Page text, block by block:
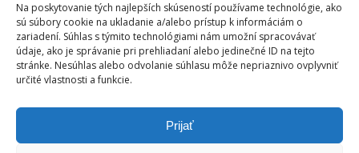
Na poskytovanie tých najlepších skúseností používame technológie, ako
sú súbory cookie na ukladanie a/alebo prístup k informáciám o
zariadení. Súhlas s týmito technológiami nám umožní spracovávať
údaje, ako je správanie pri prehliadaní alebo jedinečné ID na tejto
stránke. Nesúhlas alebo odvolanie súhlasu môže nepriaznivo ovplyvniť
určité vlastnosti a funkcie.
Prijať
Užitočné linky
Právne informácie
RSS Kanál